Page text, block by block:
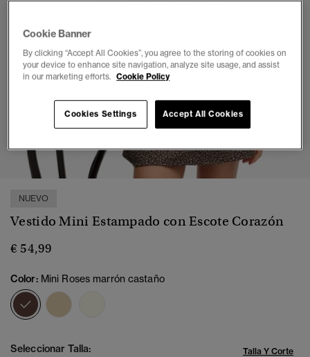
NUEVO
Vestido Mini Estampado con Escote Corazón
€ 54,99
Color: Mini Roses marrón castaño
seleccionado
Seleccionar Talla: Talla Y Corte
Cookie Banner
By clicking “Accept All Cookies”, you agree to the storing of cookies on
your device to enhance site navigation, analyze site usage, and assist
in our marketing efforts. Cookie Policy
Accept All Cookies
Cookies Settings